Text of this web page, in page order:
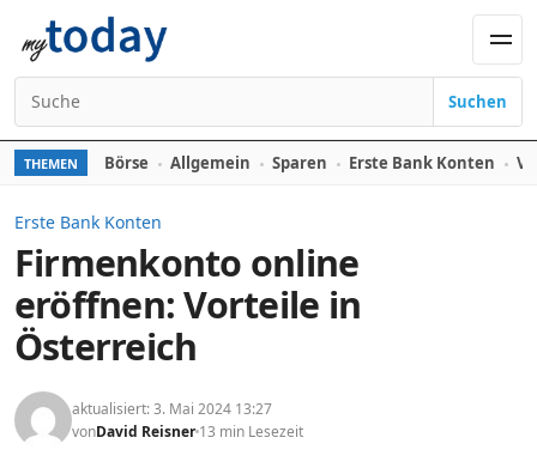
Zum Inhalt springen
Suchen nach:
Suchen
THEMEN Börse Allgemein Sparen Erste Bank Konten
Erste Bank Konten
Firmenkonto online
eröffnen: Vorteile in
Österreich
aktualisiert: 3. Mai 2024 13:27
vonDavid Reisner 13 min Lesezeit